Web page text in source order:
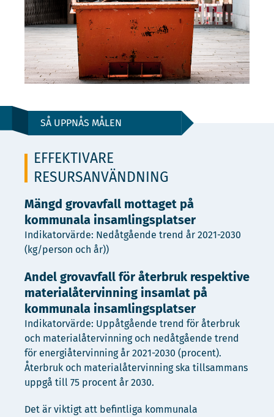
SÅ UPPNÅS MÅLEN
EFFEKTIVARE
RESURSANVÄNDNING
Mängd grovavfall mottaget på
kommunala insamlingsplatser
Indikatorvärde: Nedåtgående trend år 2021-2030
(kg/person och år))
Andel grovavfall för återbruk respektive
materialåtervinning insamlat på
kommunala insamlingsplatser
Indikatorvärde: Uppåtgående trend för återbruk
och materialåtervinning och nedåtgående trend
för energiåtervinning år 2021-2030 (procent).
Återbruk och materialåtervinning ska tillsammans
uppgå till 75 procent år 2030.
Det är viktigt att befintliga kommunala